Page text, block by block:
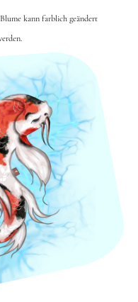
kann farblich geändert